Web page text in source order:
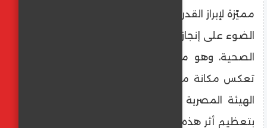
مميّزة لإبراز القدرات المصرية المتنامية وتسليط
الضوء على إنجازات الدولة في منظومة الرعاية
الصحية، وهو ما نحرص على تقديمه بصورة
تعكس مكانة مصر ودورها الريادي. ونؤكد في
الهيئة المصرية للشراء الموحّد التزامنا الكامل
بتعظيم أثر هذه المشاركة، والعمل مع شركائنا